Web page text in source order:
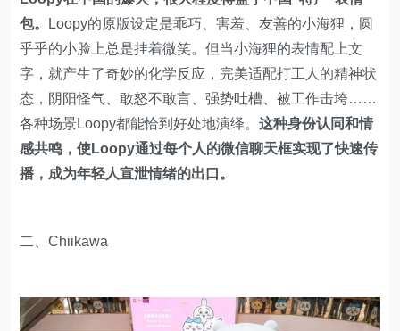
包。
Loopy的原版设定是乖巧、害羞、友善的小海狸，圆
乎乎的小脸上总是挂着微笑。但当小海狸的表情配上文
字，就产生了奇妙的化学反应，完美适配打工人的精神状
态，阴阳怪气、敢怒不敢言、强势吐槽、被工作击垮……
各种场景Loopy都能恰到好处地演绎。这种身份认同和情
感共鸣，使Loopy通过每个人的微信聊天框实现了快速传
播，成为年轻人宣泄情绪的出口。
二、Chiikawa